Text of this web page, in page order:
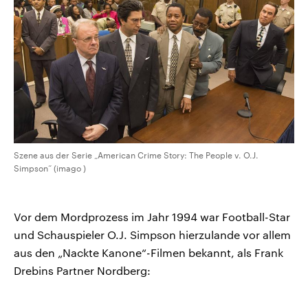
Szene aus der Serie „American Crime Story: The People v. O.J.
Simpson“ (imago )
Vor dem Mordprozess im Jahr 1994 war Football-Star
und Schauspieler O.J. Simpson hierzulande vor allem
aus den „Nackte Kanone“-Filmen bekannt, als Frank
Drebins Partner Nordberg: